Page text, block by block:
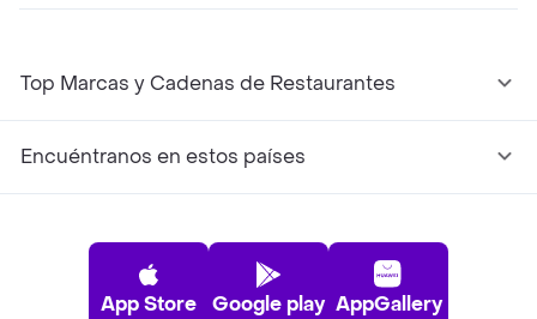
Top Marcas y Cadenas de Restaurantes
Encuéntranos en estos países
App Store Google play AppGallery